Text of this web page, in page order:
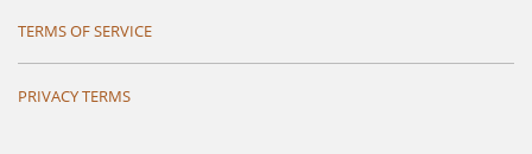
TERMS OF SERVICE
PRIVACY TERMS